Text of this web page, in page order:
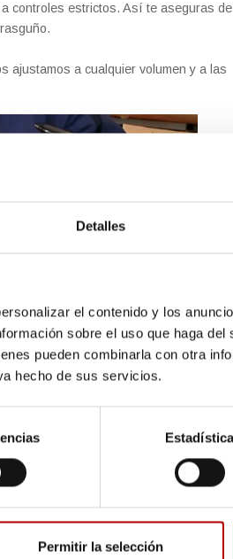
Detalles
el contenido y los
sobre el uso que haga
pueden combinarla con otra
hecho de sus servicios.
Estadística
Permitir la selección
controles estrictos. Así te aseguras de
ajustamos a cualquier volumen y a las
de estos
y funcionalidad gracias al retractilado y
sectores y necesidades muy diversos,
a algunos de los casos más